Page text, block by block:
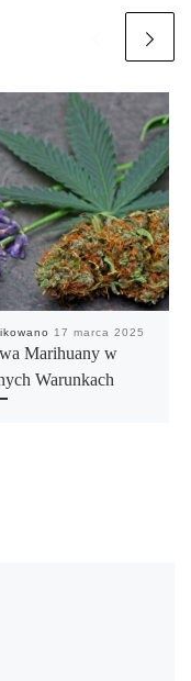
17 marca 2025
Marihuany w
Warunkach